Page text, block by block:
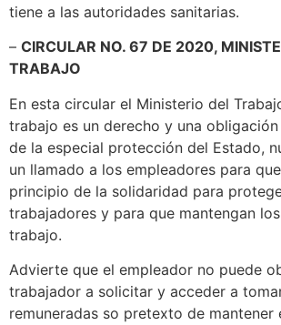
tiene a las autoridades sanitarias.
– CIRCULAR NO. 67 DE 2020,
TRABAJO
En esta circular el Ministerio del
trabajo es un derecho y una
de la especial protección del Estado,
un llamado a los empleadores para
principio de la solidaridad para
trabajadores y para que mantengan
trabajo.
Advierte que el empleador no puede
trabajador a solicitar y acceder a
remuneradas so pretexto de mantener